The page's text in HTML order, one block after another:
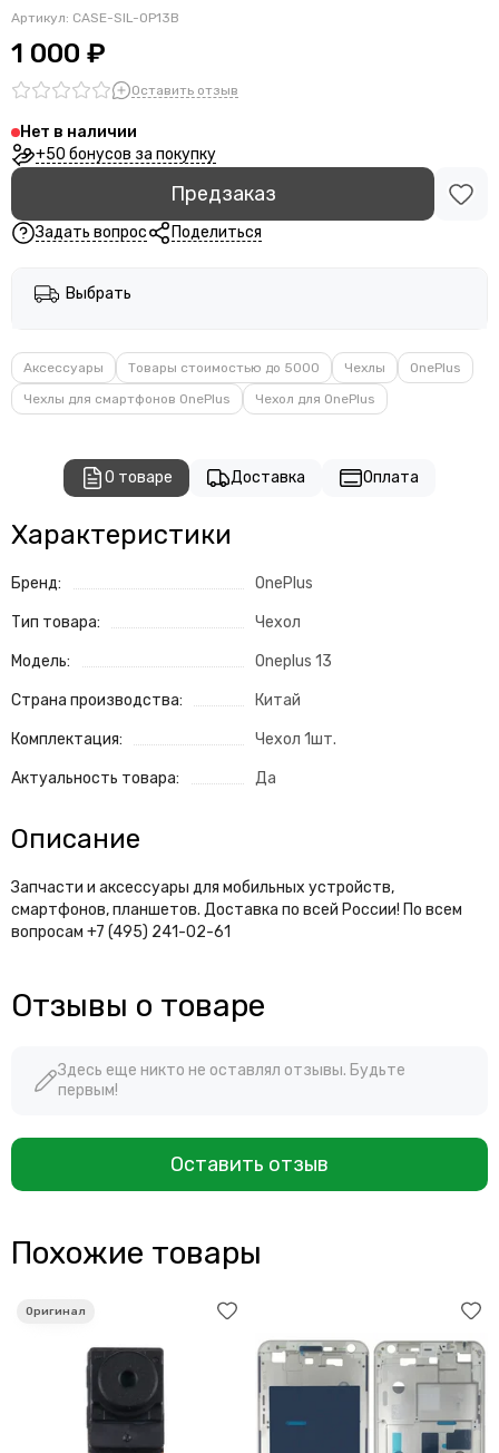
Артикул: CASE-SIL-OP13B
1 000 ₽
Оставить отзыв
Нет в наличии
+50 бонусов за покупку
Предзаказ
Задать вопрос Поделиться
Выбрать
Аксессуары Товары стоимостью до 5000 Чехлы
OnePlus
Чехлы для смартфонов OnePlus
Чехол для OnePlus
О товаре Доставка Оплата
Характеристики
Бренд: OnePlus
Тип товара: Чехол
Модель: Oneplus 13
Страна производства: Китай
Комплектация: Чехол 1шт.
Актуальность товара: Да
Описание
Запчасти и аксессуары для мобильных устройств,
смартфонов, планшетов. Доставка по всей России! По всем
вопросам +7 (495) 241-02-61
Отзывы о товаре
Здесь еще никто не оставлял отзывы. Будьте
первым!
Оставить отзыв
Похожие товары